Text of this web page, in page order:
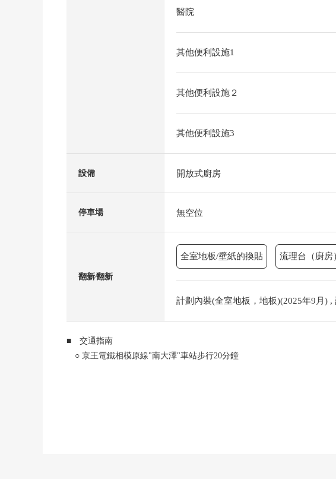
醫院
其他便利設施1
其他便利設施２
其他便利設施3
設備 開放式廚房
停車場 無空位
翻新⁄翻新
全室地板/壁紙的換貼 流理台（廚房
計劃內裝(全室地板，地板)(2025年9月)
■ 交通指南
○ 京王電鐵相模原線"南大澤"車站步行20分鐘